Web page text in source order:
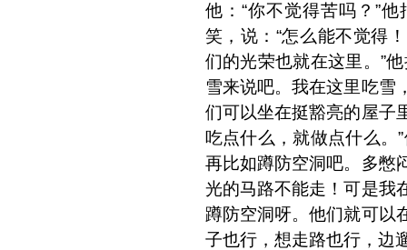
他：“你不觉得苦吗？”
笑，说：“怎么能不觉得
们的光荣也就在这里。”
雪来说吧。我在这里吃雪
们可以坐在挺豁亮的屋子
吃点什么，就做点什么。
再比如蹲防空洞吧。多憋
光的马路不能走！可是我
蹲防空洞呀。他们就可以
子也行，想走路也行，边